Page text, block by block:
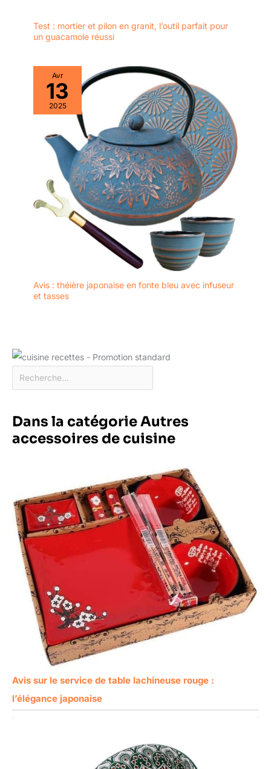
Test : mortier et pilon en granit, l’outil parfait pour
un guacamole réussi
Avr
13
2025
Avis : théière japonaise en fonte bleu avec infuseur
et tasses
Dans la catégorie Autres
accessoires de cuisine
Avis sur le service de table lachineuse rouge :
l’élégance japonaise